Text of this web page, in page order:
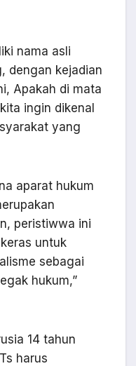
nama asli
dengan kejadian
Apakah di mata
ingin dikenal
yang
aparat hukum
peristiwwa ini
untuk
sebagai
hukum,”
14 tahun
harus